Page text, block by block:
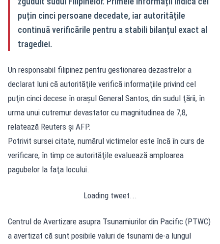
puțin cinci persoane decedate, iar autoritățile
continuă verificările pentru a stabili bilanțul exact al
tragediei.
Un responsabil filipinez pentru gestionarea dezastrelor a
declarat luni că autorităţile verifică informaţiile privind cel
puţin cinci decese în oraşul General Santos, din sudul ţării, în
urma unui cutremur devastator cu magnitudinea de 7,8,
relatează Reuters şi AFP.
Potrivit sursei citate, numărul victimelor este încă în curs de
verificare, în timp ce autorităţile evaluează amploarea
pagubelor la faţa locului.
Loading tweet...
Centrul de Avertizare asupra Tsunamiurilor din Pacific (PTWC)
a avertizat că sunt posibile valuri de tsunami de-a lungul